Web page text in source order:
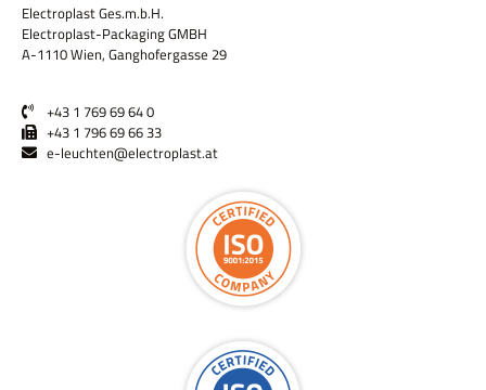
Electroplast Ges.m.b.H.
Electroplast-Packaging GMBH
A-1110 Wien, Ganghofergasse 29
+43 1 769 69 64 0
+43 1 796 69 66 33
e-leuchten@electroplast.at